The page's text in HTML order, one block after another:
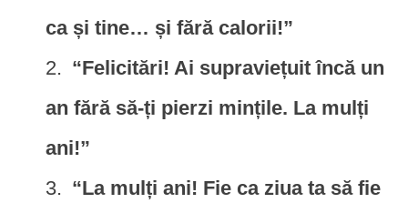
ca și tine… și fără calorii!”
“Felicitări! Ai supraviețuit încă un
an fără să-ți pierzi mințile. La mulți
ani!”
“La mulți ani! Fie ca ziua ta să fie